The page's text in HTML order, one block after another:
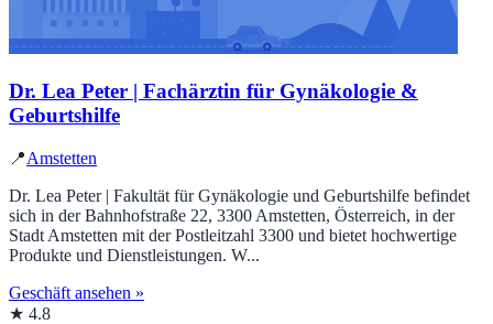
Dr. Lea Peter | Fachärztin für Gynäkologie &
Geburtshilfe
📍Amstetten
Dr. Lea Peter | Fakultät für Gynäkologie und Geburtshilfe befindet
sich in der Bahnhofstraße 22, 3300 Amstetten, Österreich, in der
Stadt Amstetten mit der Postleitzahl 3300 und bietet hochwertige
Produkte und Dienstleistungen. W...
Geschäft ansehen »
★ 4.8